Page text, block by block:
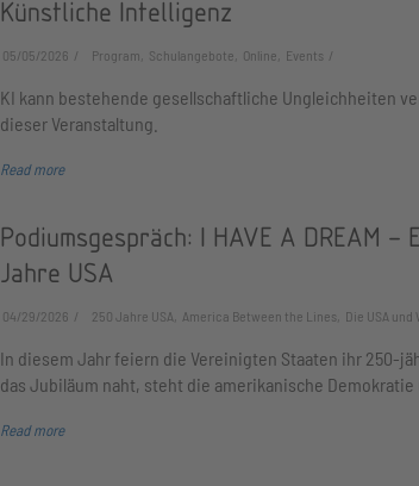
Künstliche Intelligenz
05/05/2026 Program, Schulangebote, Online, Events
KI kann bestehende gesellschaftliche Ungleichheiten
dieser Veranstaltung.
Read more
Podiumsgespräch: I HAVE A DREAM –
Jahre USA
04/29/2026 250 Jahre USA, America Between the Lines, Die USA
In diesem Jahr feiern die Vereinigten Staaten ihr 250-
das Jubiläum naht, steht die amerikanische Demokratie
Read more